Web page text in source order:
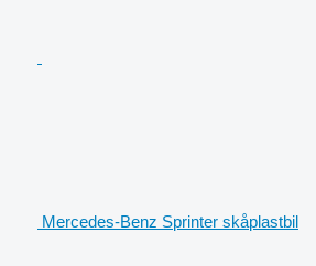
Mercedes-Benz Sprinter skåplastbil